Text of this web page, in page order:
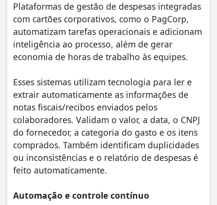
Plataformas de gestão de despesas integradas
com cartões corporativos, como o PagCorp,
automatizam tarefas operacionais e adicionam
inteligência ao processo, além de gerar
economia de horas de trabalho às equipes.
Esses sistemas utilizam tecnologia para ler e
extrair automaticamente as informações de
notas fiscais/recibos enviados pelos
colaboradores. Validam o valor, a data, o CNPJ
do fornecedor, a categoria do gasto e os itens
comprados. Também identificam duplicidades
ou inconsistências e o relatório de despesas é
feito automaticamente.
Automação e controle contínuo